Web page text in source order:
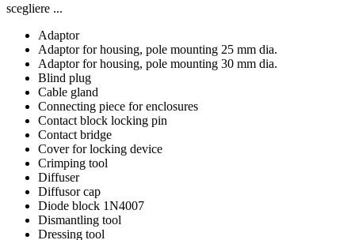
scegliere ...
Adaptor
Adaptor for housing, pole mounting 25 mm dia.
Adaptor for housing, pole mounting 30 mm dia.
Blind plug
Cable gland
Connecting piece for enclosures
Contact block locking pin
Contact bridge
Cover for locking device
Crimping tool
Diffuser
Diffusor cap
Diode block 1N4007
Dismantling tool
Dressing tool